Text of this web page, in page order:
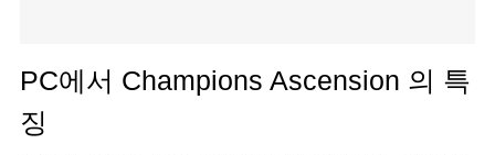
PC에서 Champions Ascension 의 특
징